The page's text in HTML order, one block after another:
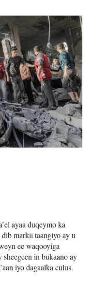
ayaa duqeymo ka
markii taangiyo ay u
ee waqooyiga
sheegeen in bukaano ay
iyo dagaalka culus.